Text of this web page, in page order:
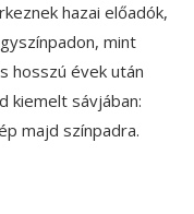
hazai előadók,
mint
hosszú évek után
kiemelt sávjában:
majd színpadra.